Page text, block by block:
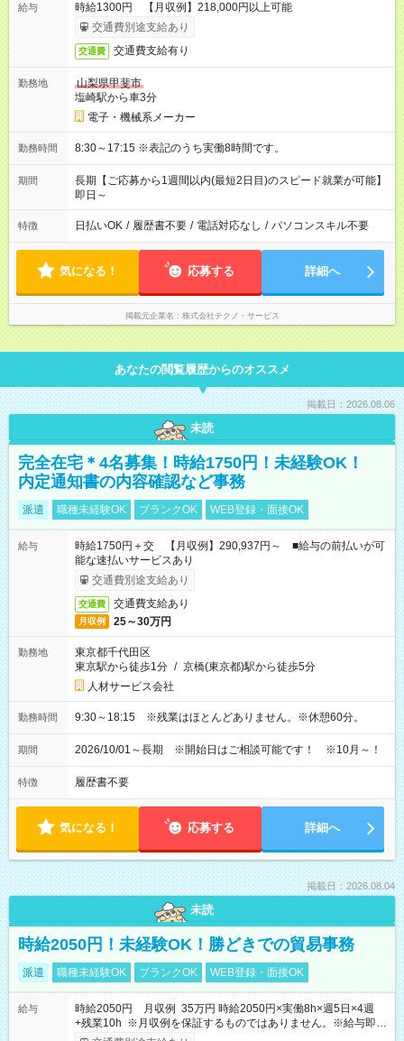
給与
時給1300円 【月収例】218,000円以上可能
交通費別途支給あり
交通費 交通費支給有り
勤務地
山梨県甲斐市
塩崎駅から車3分
電子・機械系メーカー
勤務時間 8:30～17:15 ※表記のうち実働8時間です。
期間
長期【ご応募から1週間以内(最短2日目)のスピード就業が可能】
即日～
特徴 日払いOK / 履歴書不要 / 電話対応なし / パソコンスキル不要
気になる！ 応募する 詳細へ
掲載元企業名 株式会社テクノ・サービス
あなたの閲覧履歴からのオススメ
掲載日：2026.08.06
未読
完全在宅＊4名募集！時給1750円！未経験OK！
内定通知書の内容確認など事務
派遣 職種未経験OK ブランクOK WEB登録・面接OK
給与
時給1750円＋交 【月収例】290,937円～ ■給与の前払いが可
能な速払いサービスあり
交通費別途支給あり
交通費 交通費支給あり
月収例 25～30万円
勤務地
東京都千代田区
東京駅から徒歩1分 / 京橋(東京都)駅から徒歩5分
人材サービス会社
勤務時間 9:30～18:15 ※残業はほとんどありません。※休憩60分。
期間 2026/10/01～長期 ※開始日はご相談可能です！ ※10月～！
特徴 履歴書不要
気になる！ 応募する 詳細へ
掲載日：2026.08.04
未読
時給2050円！未経験OK！勝どきでの貿易事務
派遣 職種未経験OK ブランクOK WEB登録・面接OK
給与
時給2050円 月収例 35万円 時給2050円×実働8h×週5日×4週
+残業10h ※月収例を保証するものではありません。※給与即受
取りサービス利用可（利用条件有）